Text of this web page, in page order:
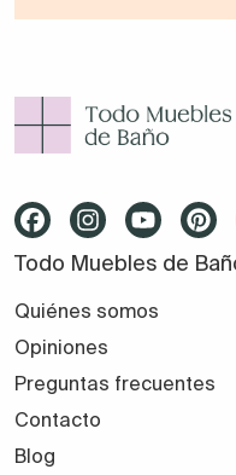
Todo Muebles de
Quiénes somos
Opiniones
Preguntas frecuentes
Contacto
Blog